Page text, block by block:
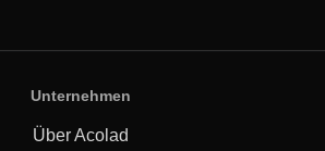
Unternehmen
Über Acolad